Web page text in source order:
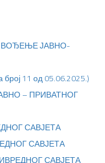
ВОЂЕЊЕ ЈАВНО-
11 од 05.06.2025.)
– ПРИВАТНОГ
САВЈЕТА
САВЈЕТА
САВЈЕТА